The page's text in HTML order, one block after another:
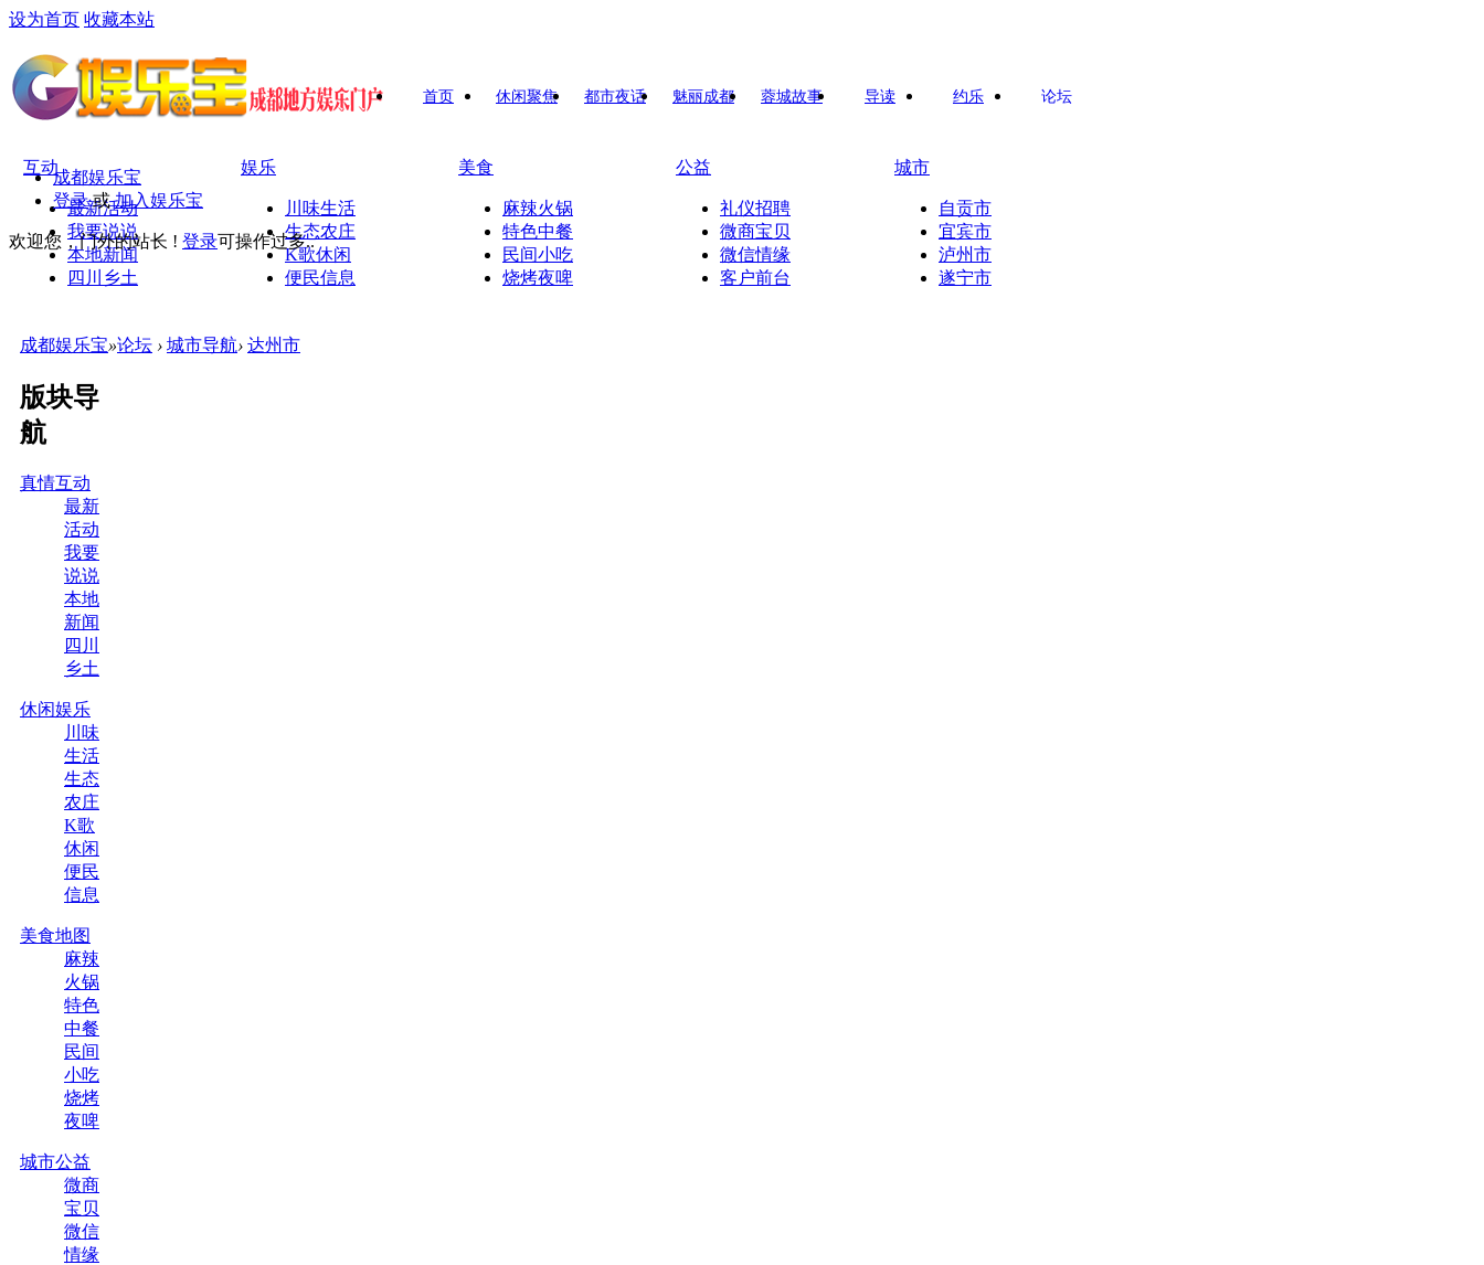
设为首页 收藏本站
成都娱乐宝
登录 或 加入娱乐宝
欢迎您，门外的站长 ! 登录可操作过多..
首页 休闲聚焦 都市夜话 魅丽成都 蓉城故事 导读 约乐 论坛
互动
最新活动
我要说说
本地新闻
四川乡土
娱乐
川味生活
生态农庄
K歌休闲
便民信息
美食
麻辣火锅
特色中餐
民间小吃
烧烤夜啤
公益
礼仪招聘
微商宝贝
微信情缘
客户前台
城市
自贡市
宜宾市
泸州市
遂宁市
成都娱乐宝»论坛 › 城市导航› 达州市
版块导
航
真情互动
最新
活动
我要
说说
本地
新闻
四川
乡土
休闲娱乐
川味
生活
生态
农庄
K歌
休闲
便民
信息
美食地图
麻辣
火锅
特色
中餐
民间
小吃
烧烤
夜啤
城市公益
微商
宝贝
微信
情缘